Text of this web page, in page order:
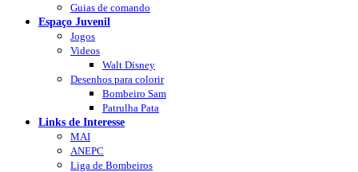
Guias de comando
Espaço Juvenil
Jogos
Videos
Walt Disney
Desenhos para colorir
Bombeiro Sam
Patrulha Pata
Links de Interesse
MAI
ANEPC
Liga de Bombeiros